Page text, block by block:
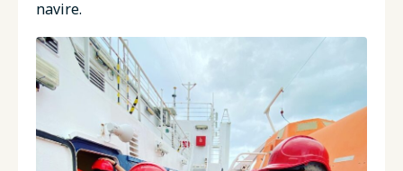
navire.